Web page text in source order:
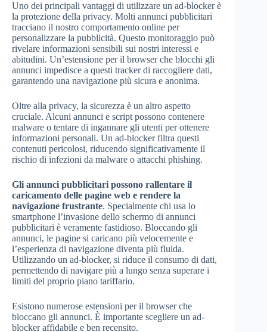
Uno dei principali vantaggi di utilizzare un ad-blocker è
la protezione della privacy. Molti annunci pubblicitari
tracciano il nostro comportamento online per
personalizzare la pubblicità. Questo monitoraggio può
rivelare informazioni sensibili sui nostri interessi e
abitudini. Un’estensione per il browser che blocchi gli
annunci impedisce a questi tracker di raccogliere dati,
garantendo una navigazione più sicura e anonima.
Oltre alla privacy, la sicurezza è un altro aspetto
cruciale. Alcuni annunci e script possono contenere
malware o tentare di ingannare gli utenti per ottenere
informazioni personali. Un ad-blocker filtra questi
contenuti pericolosi, riducendo significativamente il
rischio di infezioni da malware o attacchi phishing.
Gli annunci pubblicitari possono rallentare il
caricamento delle pagine web e rendere la
navigazione frustrante. Specialmente chi usa lo
smartphone l’invasione dello schermo di annunci
pubblicitari è veramente fastidioso. Bloccando gli
annunci, le pagine si caricano più velocemente e
l’esperienza di navigazione diventa più fluida.
Utilizzando un ad-blocker, si riduce il consumo di dati,
permettendo di navigare più a lungo senza superare i
limiti del proprio piano tariffario.
Esistono numerose estensioni per il browser che
bloccano gli annunci. È importante scegliere un ad-
blocker affidabile e ben recensito.